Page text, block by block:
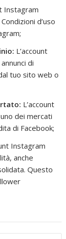
Instagram
d’uso
L’account
di
tuo sito web o
L’account
dei mercati
di Facebook;
Instagram
anche
Questo